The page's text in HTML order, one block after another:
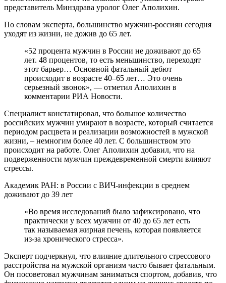
представитель Минздрава уролог Олег Аполихин.
По словам эксперта, большинство мужчин-россиян сегодня
уходят из жизни, не дожив до 65 лет.
«52 процента мужчин в России не доживают до 65
лет. 48 процентов, то есть меньшинство, переходят
этот барьер… Основной фатальный дебют
происходит в возрасте 40–65 лет… Это очень
серьезный звонок», — отметил Аполихин в
комментарии РИА Новости.
Специалист констатировал, что большое количество
российских мужчин умирают в возрасте, который считается
периодом расцвета и реализации возможностей в мужской
жизни, – немногим более 40 лет. С большинством это
происходит на работе. Олег Аполихин добавил, что на
подверженности мужчин преждевременной смерти влияют
стрессы.
Академик РАН: в России с ВИЧ-инфекции в среднем
доживают до 39 лет
«Во время исследований было зафиксировано, что
практически у всех мужчин от 40 до 65 лет есть
так называемая жирная печень, которая появляется
из-за хронического стресса».
Эксперт подчеркнул, что влияние длительного стрессового
расстройства на мужской организм часто бывает фатальным.
Он посоветовал мужчинам заниматься спортом, добавив, что